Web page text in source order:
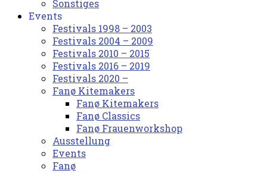
Sonstiges
Events
Festivals 1998 – 2003
Festivals 2004 – 2009
Festivals 2010 – 2015
Festivals 2016 – 2019
Festivals 2020 –
Fanø Kitemakers
Fanø Kitemakers
Fanø Classics
Fanø Frauenworkshop
Ausstellung
Events
Fanø